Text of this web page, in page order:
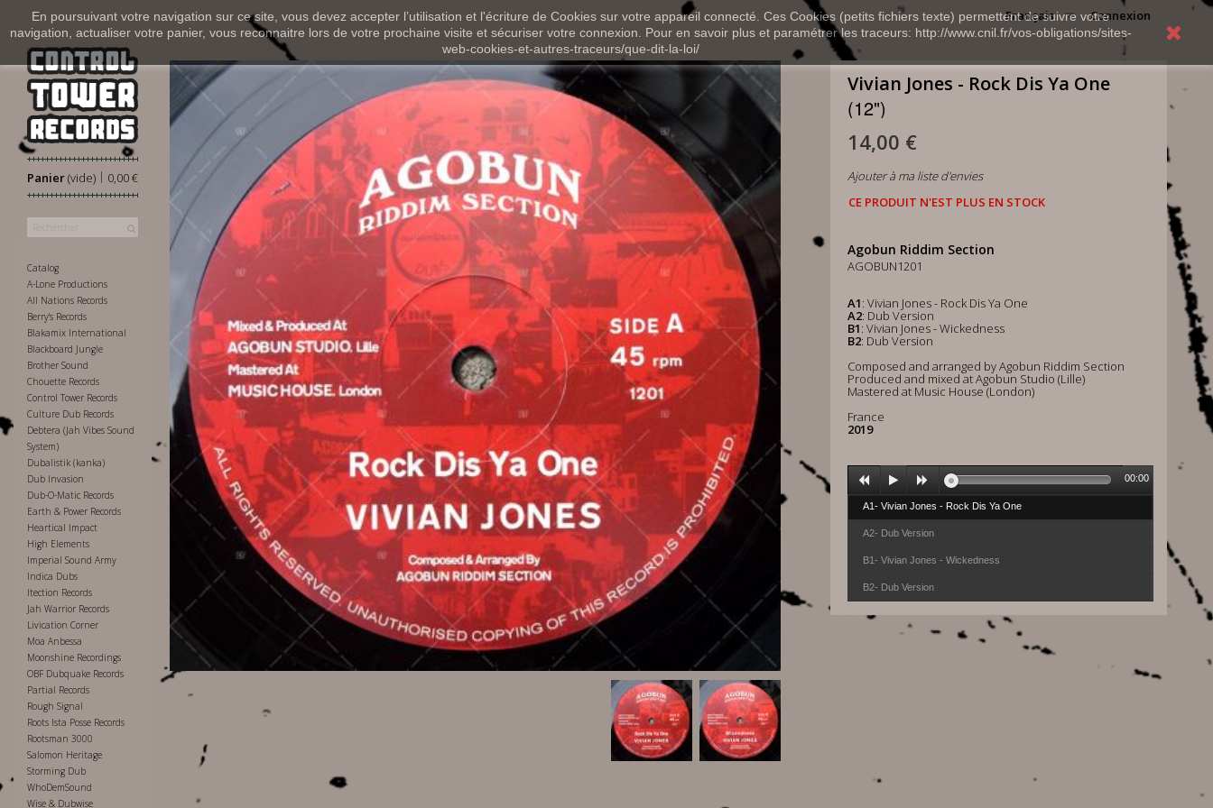
En poursuivant votre navigation sur ce site, vous devez accepter l’utilisation et l'écriture de Cookies sur votre appareil connecté. Ces Cookies (petits fichiers texte) permettent de suivre votre
navigation, actualiser votre panier, vous reconnaitre lors de votre prochaine visite et sécuriser votre connexion. Pour en savoir plus et paramétrer les traceurs: http://www.cnil.fr/vos-obligations/sites-
web-cookies-et-autres-traceurs/que-dit-la-loi/
Connexion
Français
Panier 0,00 €
|
(vide)
Catalog
A-Lone Productions
All Nations Records
Berry's Records
Blakamix International
Blackboard Jungle
Brother Sound
Chouette Records
Control Tower Records
Culture Dub Records
Debtera (Jah Vibes Sound
System)
Dubalistik (kanka)
Dub Invasion
Dub-O-Matic Records
Earth & Power Records
Heartical Impact
High Elements
Imperial Sound Army
Indica Dubs
Itection Records
Jah Warrior Records
Livication Corner
Moa Anbessa
Moonshine Recordings
OBF Dubquake Records
Partial Records
Rough Signal
Roots Ista Posse Records
Rootsman 3000
Salomon Heritage
Storming Dub
WhoDemSound
Wise & Dubwise
Vivian Jones - Rock Dis Ya One
(12")
14,00 €
Ajouter à ma liste d'envies
CE PRODUIT N'EST PLUS EN STOCK
Agobun Riddim Section
AGOBUN1201
A1: Vivian Jones - Rock Dis Ya One
A2: Dub Version
B1: Vivian Jones - Wickedness
B2: Dub Version
Composed and arranged by Agobun Riddim Section
Produced and mixed at Agobun Studio (Lille)
Mastered at Music House (London)
France
2019
A1- Vivian Jones - Rock Dis Ya One
A2- Dub Version
B1- Vivian Jones - Wickedness
B2- Dub Version
00:00